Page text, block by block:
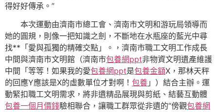
得好好傳承。”
本次運動由濟南市總工會、濟南市文明和游玩局領導而
她的圓規，則像一把知識之劍，不斷地在水瓶座的藍光中尋
找**「愛與孤獨的精確交點」。，濟南市職工文明工作成長
中間與濟南市文明館（濟南市包養網ppt非物資文明遺產維護
中間「等等！如果我的愛包養網ppt是包養金額X，那林天秤
的回應Y應該是X的虛數單位才對啊！ 包養 」）結合主辦。運
動緊扣職工文明需求，將非遺精品展現與剪紙、結藝互動體
包養一個月價錢驗相聯合，讓職工群眾從非遺的“傍觀包養網